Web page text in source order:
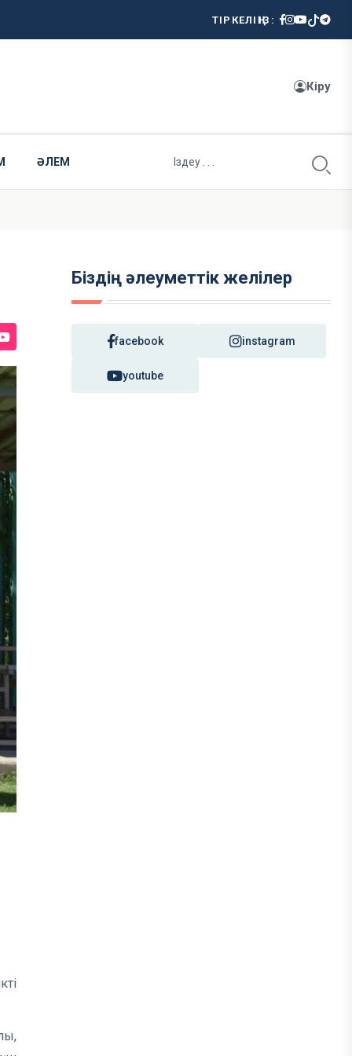
ТІРКЕЛІҢІЗ:
Кіру
ӘЛЕМ
Біздің әлеуметтік желілер
facebook instagram
youtube